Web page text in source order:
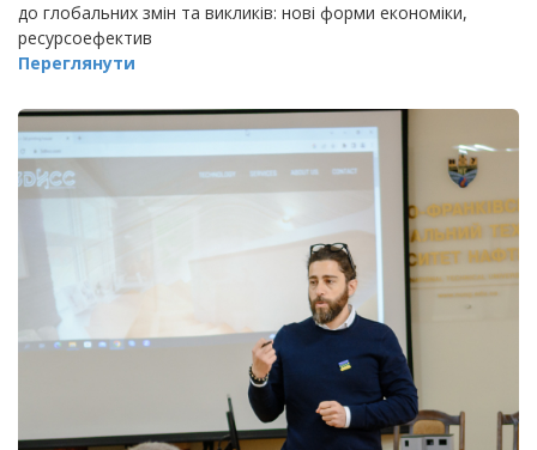
до глобальних змін та викликів: нові форми економіки,
ресурсоефектив
Переглянути